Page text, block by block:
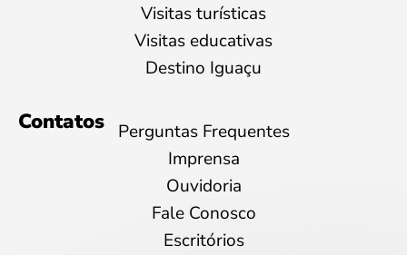
Visitas turísticas
Visitas educativas
Destino Iguaçu
Contatos
Perguntas Frequentes
Imprensa
Ouvidoria
Fale Conosco
Escritórios